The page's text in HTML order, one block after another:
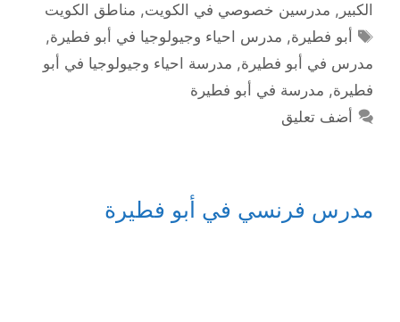
الكبير , مدرسين خصوصي في الكويت, مناطق الكويت
الوسوم
أبو فطيرة, مدرس احياء وجيولوجيا في أبو فطيرة,
مدرس في أبو فطيرة, مدرسة احياء وجيولوجيا في أبو
فطيرة, مدرسة في أبو فطيرة
أضف تعليق
مدرس فرنسي في أبو فطيرة